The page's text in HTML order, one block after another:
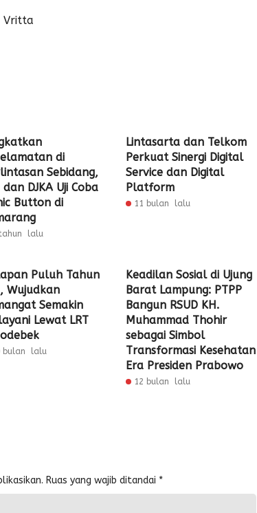
Vritta
di
Sebidang,
dan DJKA Uji Coba
Button di
lalu
Lintasarta dan Telkom
Perkuat Sinergi Digital
Service dan Digital
Platform
11 bulan lalu
Puluh Tahun
Wujudkan
Semakin
Lewat LRT
bulan lalu
Keadilan Sosial di Ujung
Barat Lampung: PTPP
Bangun RSUD KH.
Muhammad Thohir
sebagai Simbol
Transformasi Kesehatan
Era Presiden Prabowo
12 bulan lalu
Ruas yang wajib ditandai *